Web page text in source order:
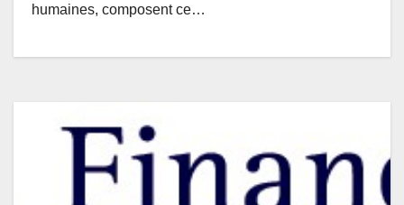
humaines, composent ce…